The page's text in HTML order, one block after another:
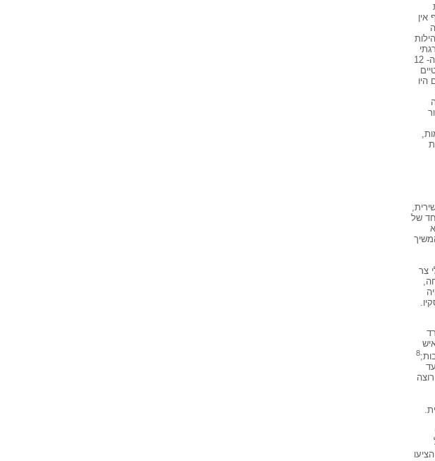
ועל חיזוק הדרגתי
של מגמת 'כלל ישראל', של תפיסה קולקטיבית, המעמידה את טובת הכלל בראש מעייניה במאות ה- 12
היו
של
צר
8